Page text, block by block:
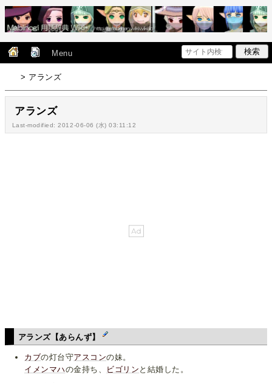
Menu
> アランズ
アランズ
Last-modified: 2012-06-06 (水) 03:11:12
アランズ【あらんず】
カブの灯台守アスコンの妹。
イメンマハの金持ち、 ビゴリン と結婚した。